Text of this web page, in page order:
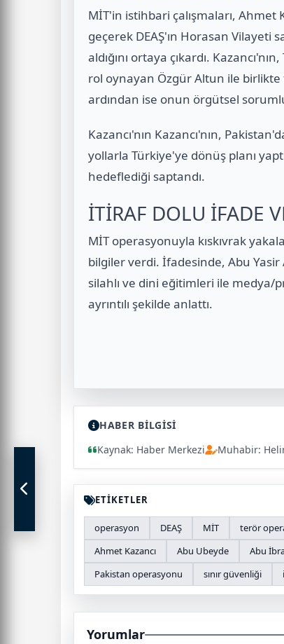
MİT'in istihbari çalışmaları, Ahmet
geçerek DEAŞ'ın Horasan Vilayeti
aldığını ortaya çıkardı.
rol oynayan Özgür Altun ile
ardından ise onun örgütsel
Kazancı'nın Kazancı'nın,
yollarla Türkiye'ye dönüş planı
hedeflediği saptandı.
İTİRAF DOLU İFADE
MİT operasyonuyla kıskıvrak
bilgiler verdi. İfadesinde, Abu Yasir
silahlı ve dini eğitimleri ile
ayrıntılı şekilde anlattı.
HABER BİLGİSİ
Kaynak: Haber Merkezi
Muhabir:
ETİKETLER
operasyon DEAŞ MİT terör
Ahmet Kazancı
Abu Ubeyde Abu
Pakistan operasyonu
sınır güvenliği
Yorumlar